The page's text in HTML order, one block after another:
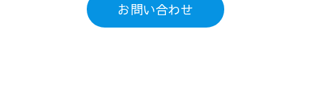
お問い合わせ